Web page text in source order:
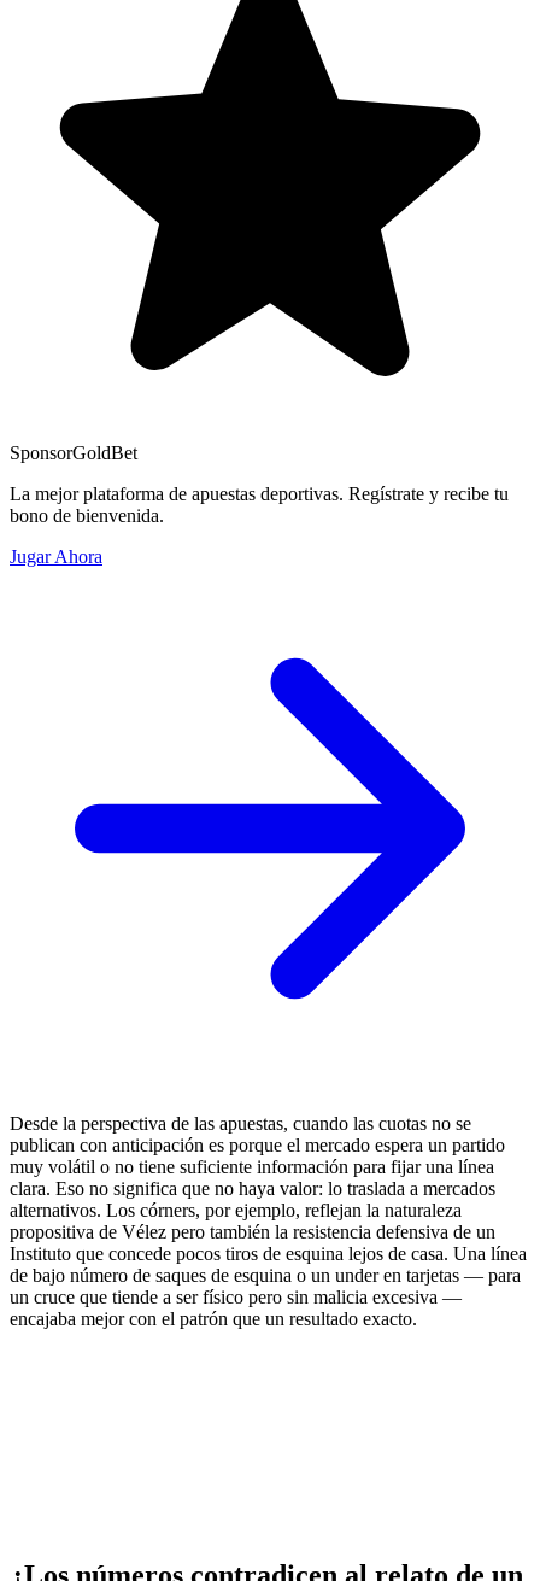
SponsorGoldBet
La mejor plataforma de apuestas deportivas. Regístrate y recibe tu
bono de bienvenida.
Jugar Ahora
Desde la perspectiva de las apuestas, cuando las cuotas no se
publican con anticipación es porque el mercado espera un partido
muy volátil o no tiene suficiente información para fijar una línea
clara. Eso no significa que no haya valor: lo traslada a mercados
alternativos. Los córners, por ejemplo, reflejan la naturaleza
propositiva de Vélez pero también la resistencia defensiva de un
Instituto que concede pocos tiros de esquina lejos de casa. Una línea
de bajo número de saques de esquina o un under en tarjetas — para
un cruce que tiende a ser físico pero sin malicia excesiva —
encajaba mejor con el patrón que un resultado exacto.
¿Los números contradicen al relato de un